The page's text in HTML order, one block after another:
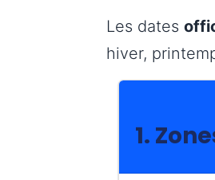
Les dates
hiver,
1.